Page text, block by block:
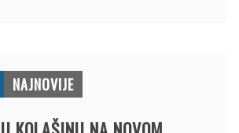
NAJNOVIJE